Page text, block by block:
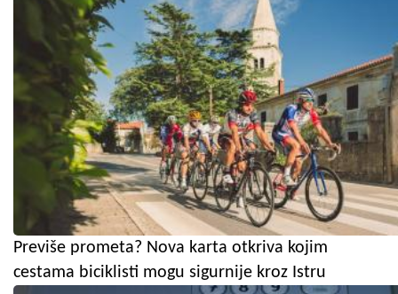
Previše prometa? Nova karta otkriva kojim
cestama biciklisti mogu sigurnije kroz Istru